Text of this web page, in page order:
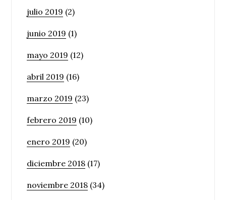
julio 2019 (2)
junio 2019 (1)
mayo 2019 (12)
abril 2019 (16)
marzo 2019 (23)
febrero 2019 (10)
enero 2019 (20)
diciembre 2018 (17)
noviembre 2018 (34)